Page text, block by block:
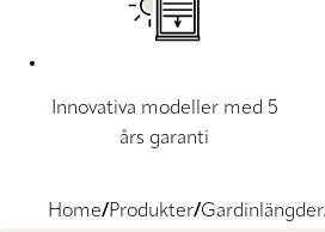
Innovativa modeller med 5
års garanti
Home Produkter Gardinlängder